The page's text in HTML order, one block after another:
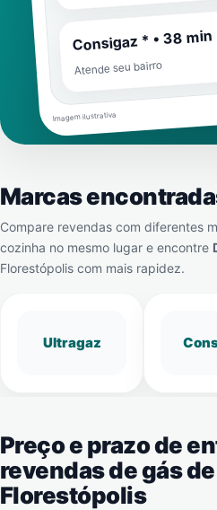
Consigaz * • 38 min
Atende seu bairro
Imagem ilustrativa
Marcas
Compare revendas com diferentes
cozinha no mesmo lugar e encontre
Florestópolis com mais rapidez.
Ultragaz
Preço e prazo de
revendas de gás
Florestópolis